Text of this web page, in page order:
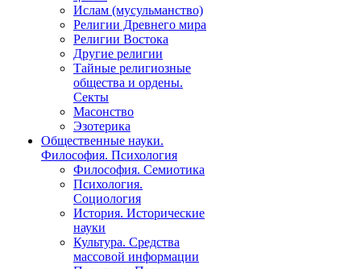
Ислам (мусульманство)
Религии Древнего мира
Религии Востока
Другие религии
Тайные религиозные
общества и ордены.
Секты
Масонство
Эзотерика
Общественные науки.
Философия. Психология
Философия. Семиотика
Психология.
Социология
История. Исторические
науки
Культура. Средства
массовой информации